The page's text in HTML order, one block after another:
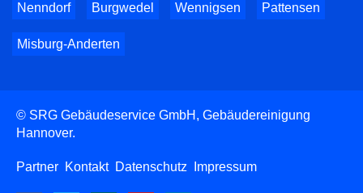
Nenndorf Burgwedel Wennigsen Pattensen
Misburg-Anderten
© SRG Gebäudeservice GmbH, Gebäudereinigung
Hannover.
Partner Kontakt Datenschutz Impressum